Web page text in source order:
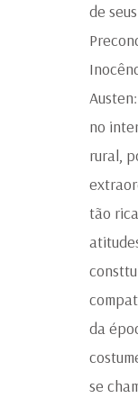
de
no
rural,
tão
da
se